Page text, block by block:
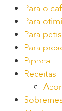
Para o
Para
Para
Para
Pipoca
Receitas